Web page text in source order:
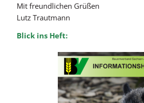
Mit freundlichen Grüßen
Lutz Trautmann
Blick ins Heft: